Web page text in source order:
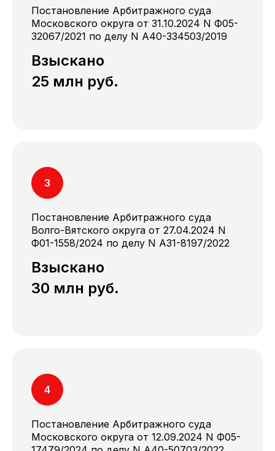
Постановление Арбитражного суда
Московского округа от 31.10.2024 N Ф05-
32067/2021 по делу N A40-334503/2019
Взыскано
25 млн руб.
Постановление Арбитражного суда
Волго-Вятского округа от 27.04.2024 N
Ф01-1558/2024 по делу N A31-8197/2022
Взыскано
30 млн руб.
Постановление Арбитражного суда
Московского округа от 12.09.2024 N Ф05-